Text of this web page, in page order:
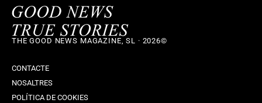
THE GOOD NEWS MAGAZINE, SL · 2026©
CONTACTE
NOSALTRES
POLÍTICA DE COOKIES